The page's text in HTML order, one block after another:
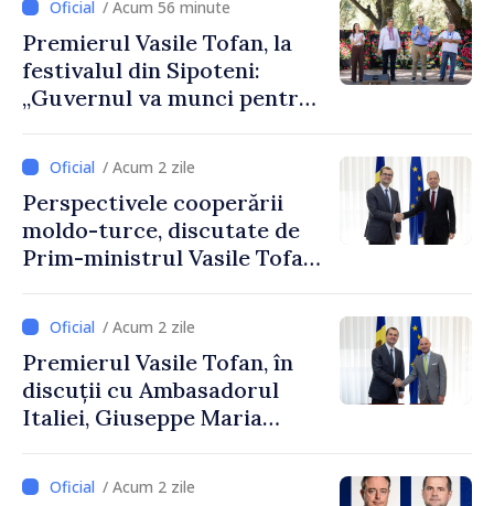
/ Acum 56 minute
Premierul Vasile Tofan, la
festivalul din Sipoteni:
„Guvernul va munci pentru
comunitate și toți
moldovenii să prospere”
/ Acum 2 zile
Perspectivele cooperării
moldo-turce, discutate de
Prim-ministrul Vasile Tofan
Uygar Mustafa Sertel
/ Acum 2 zile
Premierul Vasile Tofan, în
discuții cu Ambasadorul
Italiei, Giuseppe Maria
/ Acum 2 zile